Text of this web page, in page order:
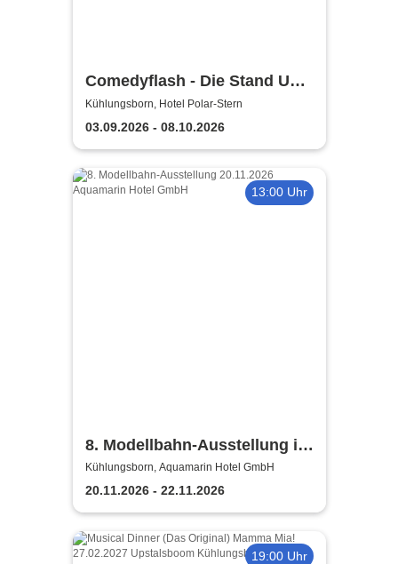
Comedyflash - Die Stand Up
Comedy Show in Ostseebad
Kühlungsborn
Kühlungsborn, Hotel Polar-Stern
03.09.2026 - 08.10.2026
13:00 Uhr
8. Modellbahn-Ausstellung im
Aquamarin Hotel
Kühlungsborn, Aquamarin Hotel GmbH
20.11.2026 - 22.11.2026
19:00 Uhr